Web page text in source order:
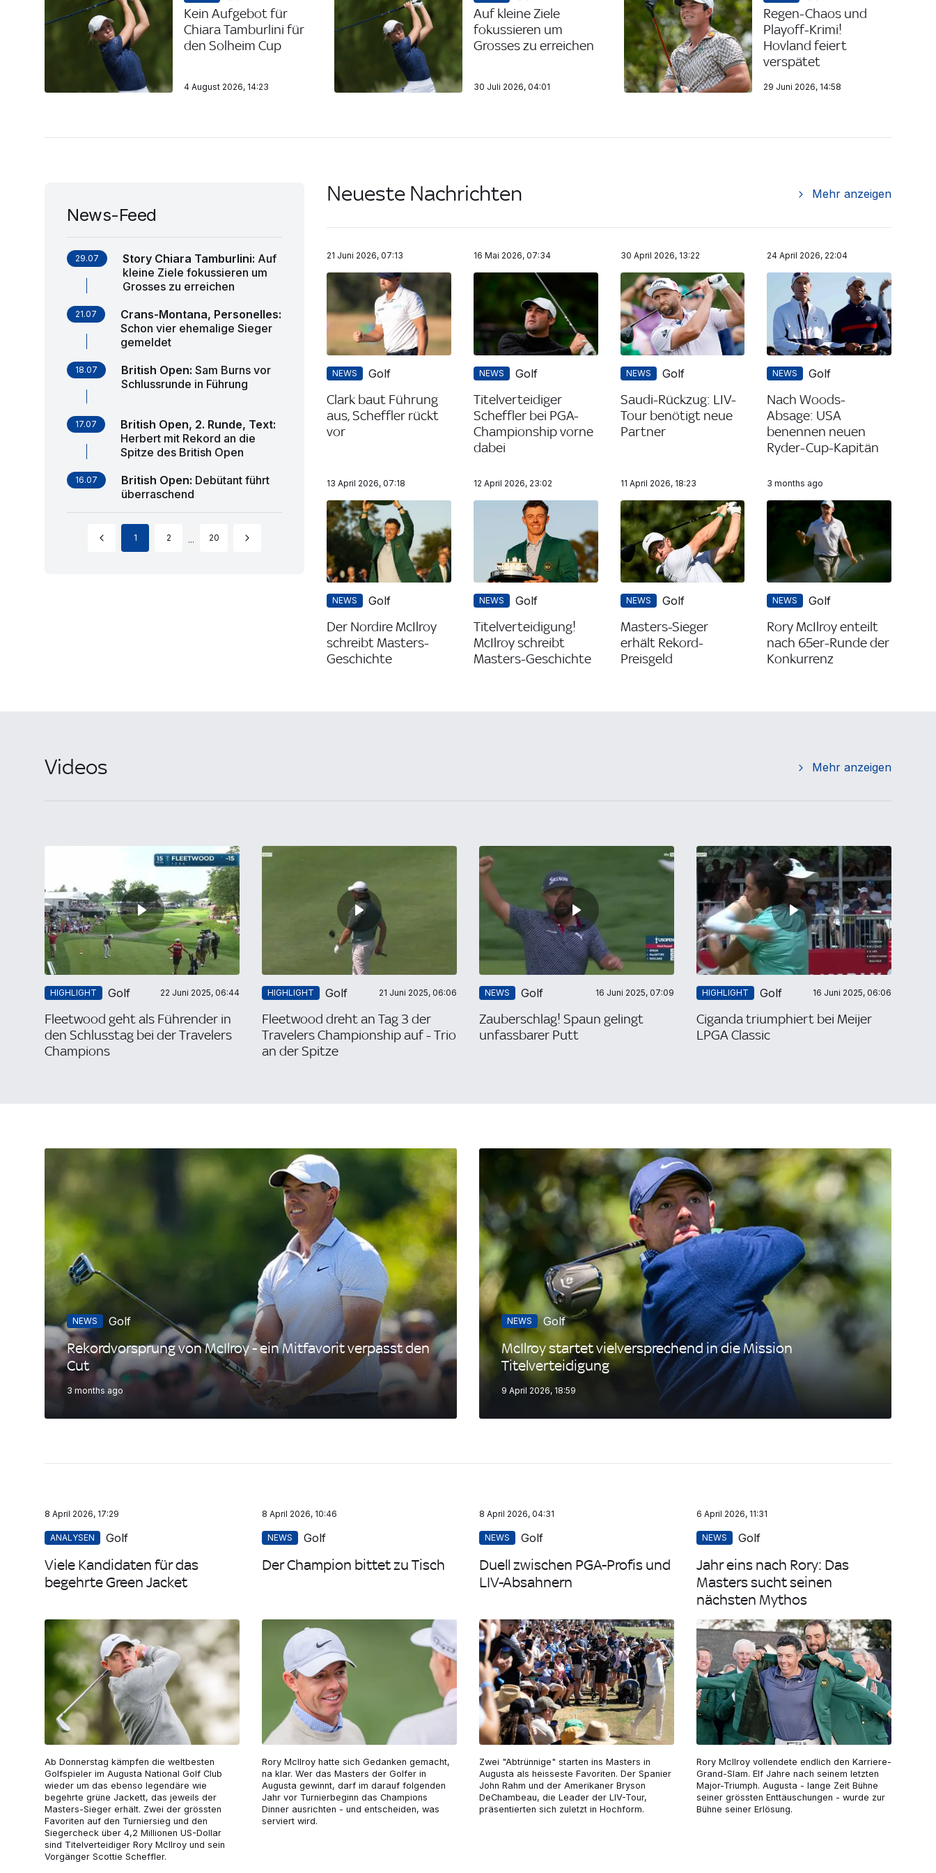
Kein Aufgebot für
Chiara Tamburlini für
den Solheim Cup
4 August 2026, 14:23
Auf kleine Ziele
fokussieren um
Grosses zu erreichen
30 Juli 2026, 04:01
Regen-Chaos und
Playoff-Krimi!
Hovland feiert
verspätet
29 Juni 2026, 14:58
News-Feed
29.07 Story Chiara Tamburlini: Auf
kleine Ziele fokussieren um
Grosses zu erreichen
21.07 Crans-Montana, Personelles:
Schon vier ehemalige Sieger
gemeldet
18.07 British Open: Sam Burns vor
Schlussrunde in Führung
17.07 British Open, 2. Runde, Text:
Herbert mit Rekord an die
Spitze des British Open
16.07 British Open: Debütant führt
überraschend
1 2 ... 20
Neueste Nachrichten Mehr anzeigen
21 Juni 2026, 07:13
NEWS Golf
Clark baut Führung
aus, Scheffler rückt
vor
16 Mai 2026, 07:34
NEWS Golf
Titelverteidiger
Scheffler bei PGA-
Championship vorne
dabei
30 April 2026, 13:22
NEWS Golf
Saudi-Rückzug: LIV-
Tour benötigt neue
Partner
24 April 2026, 22:04
NEWS Golf
Nach Woods-
Absage: USA
benennen neuen
Ryder-Cup-Kapitän
13 April 2026, 07:18
NEWS Golf
Der Nordire McIlroy
schreibt Masters-
Geschichte
12 April 2026, 23:02
NEWS Golf
Titelverteidigung!
McIlroy schreibt
Masters-Geschichte
11 April 2026, 18:23
NEWS Golf
Masters-Sieger
erhält Rekord-
Preisgeld
3 months ago
NEWS Golf
Rory McIlroy enteilt
nach 65er-Runde der
Konkurrenz
Videos Mehr anzeigen
HIGHLIGHT Golf 22 Juni 2025, 06:44
Fleetwood geht als Führender in
den Schlusstag bei der Travelers
Champions
HIGHLIGHT Golf 21 Juni 2025, 06:06
Fleetwood dreht an Tag 3 der
Travelers Championship auf - Trio
an der Spitze
NEWS Golf 16 Juni 2025, 07:09
Zauberschlag! Spaun gelingt
unfassbarer Putt
HIGHLIGHT Golf 16 Juni 2025, 06:06
Ciganda triumphiert bei Meijer
LPGA Classic
3 months ago
NEWS Golf
Rekordvorsprung von McIlroy - ein Mitfavorit verpasst den
Cut
9 April 2026, 18:59
NEWS Golf
McIlroy startet vielversprechend in die Mission
Titelverteidigung
8 April 2026, 17:29
ANALYSEN Golf
Viele Kandidaten für das
begehrte Green Jacket
Ab Donnerstag kämpfen die weltbesten
Golfspieler im Augusta National Golf Club
wieder um das ebenso legendäre wie
begehrte grüne Jackett, das jeweils der
Masters-Sieger erhält. Zwei der grössten
Favoriten auf den Turniersieg und den
Siegercheck über 4,2 Millionen US-Dollar
sind Titelverteidiger Rory McIlroy und sein
Vorgänger Scottie Scheffler.
8 April 2026, 10:46
NEWS Golf
Der Champion bittet zu Tisch
Rory McIlroy hatte sich Gedanken gemacht,
na klar. Wer das Masters der Golfer in
Augusta gewinnt, darf im darauf folgenden
Jahr vor Turnierbeginn das Champions
Dinner ausrichten - und entscheiden, was
serviert wird.
8 April 2026, 04:31
NEWS Golf
Duell zwischen PGA-Profis und
LIV-Absahnern
Zwei "Abtrünnige" starten ins Masters in
Augusta als heisseste Favoriten. Der Spanier
John Rahm und der Amerikaner Bryson
DeChambeau, die Leader der LIV-Tour,
präsentierten sich zuletzt in Hochform.
6 April 2026, 11:31
NEWS Golf
Jahr eins nach Rory: Das
Masters sucht seinen
nächsten Mythos
Rory McIlroy vollendete endlich den Karriere-
Grand-Slam. Elf Jahre nach seinem letzten
Major-Triumph. Augusta - lange Zeit Bühne
seiner grössten Enttäuschungen - wurde zur
Bühne seiner Erlösung.